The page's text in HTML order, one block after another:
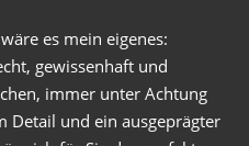
es mein eigenes:
gewissenhaft und
immer unter Achtung
Detail und ein ausgeprägter